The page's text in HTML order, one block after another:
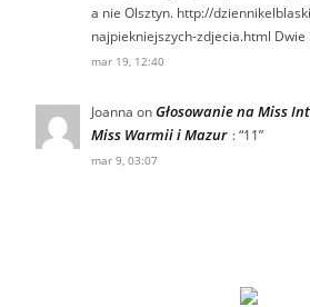
a nie Olsztyn. http://
najpiekniejszych-zdjecia.html Dwie
mar 19, 12:40
Joanna onGłosowanie na Miss
Miss Warmii i Mazur : “11”
mar 9, 03:07